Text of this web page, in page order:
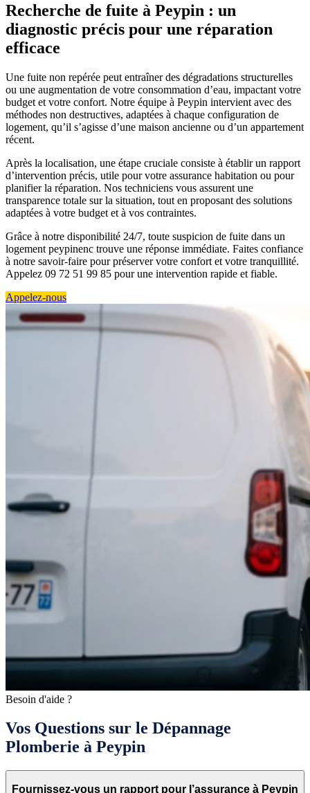
Recherche de fuite à Peypin : un
diagnostic précis pour une réparation
efficace
Une fuite non repérée peut entraîner des dégradations structurelles
ou une augmentation de votre consommation d’eau, impactant votre
budget et votre confort. Notre équipe à Peypin intervient avec des
méthodes non destructives, adaptées à chaque configuration de
logement, qu’il s’agisse d’une maison ancienne ou d’un appartement
récent.
Après la localisation, une étape cruciale consiste à établir un rapport
d’intervention précis, utile pour votre assurance habitation ou pour
planifier la réparation. Nos techniciens vous assurent une
transparence totale sur la situation, tout en proposant des solutions
adaptées à votre budget et à vos contraintes.
Grâce à notre disponibilité 24/7, toute suspicion de fuite dans un
logement peypinenc trouve une réponse immédiate. Faites confiance
à notre savoir-faire pour préserver votre confort et votre tranquillité.
Appelez 09 72 51 99 85 pour une intervention rapide et fiable.
Appelez-nous
Besoin d'aide ?
Vos Questions sur le Dépannage
Plomberie à Peypin
Fournissez-vous un rapport pour l’assurance à Peypin